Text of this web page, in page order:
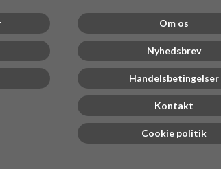
Om os
Nyhedsbrev
Handelsbetingelser
Kontakt
Cookie politik